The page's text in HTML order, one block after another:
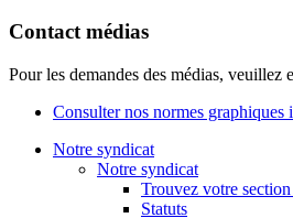
Contact médias
Pour les demandes des médias, veuillez
Consulter nos normes graphiques
Notre syndicat
Notre syndicat
Trouvez votre
Statuts